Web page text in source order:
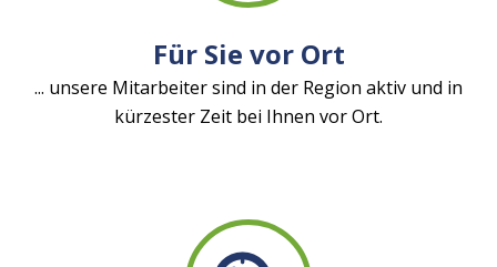
Für Sie vor Ort
... unsere Mitarbeiter sind in der Region aktiv und in
kürzester Zeit bei Ihnen vor Ort.